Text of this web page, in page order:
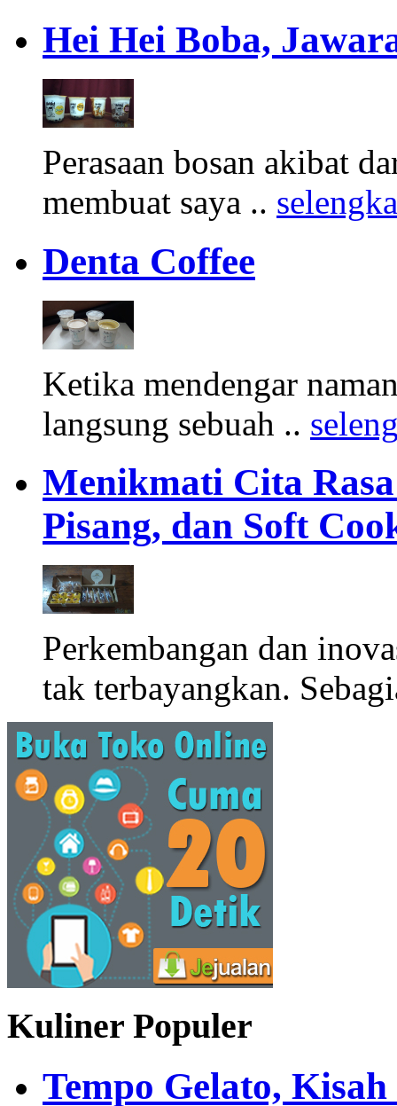
Hei Hei Boba,
Perasaan bosan akibat
membuat saya ..
Denta Coffee
Ketika mendengar
langsung sebuah ..
Menikmati Cita
Pisang, dan Soft
Perkembangan dan
tak terbayangkan.
Kuliner Populer
Tempo Gelato,